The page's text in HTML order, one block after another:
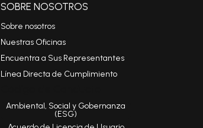
SOBRE NOSOTROS
Sobre nosotros
Nuestras Oficinas
Encuentra a Sus Representantes
Línea Directa de Cumplimiento
Ambiental, Social y Gobernanza
(ESG)